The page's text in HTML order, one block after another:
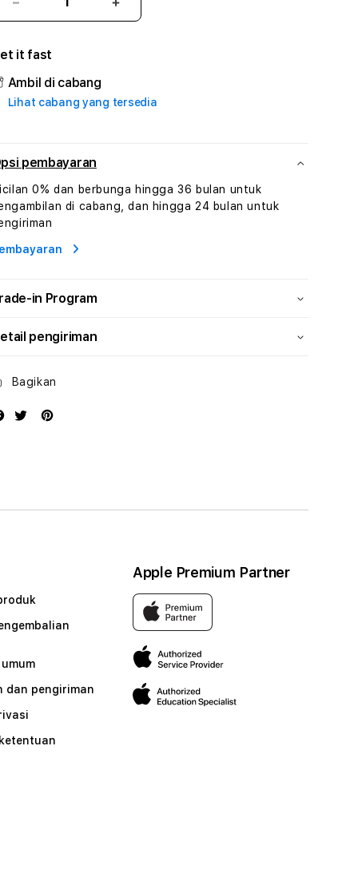
Kurangi
jumlah
SABI4D
#2
Catherine
Sophro
Dan
Kesejahteraan
Profesional
Tambah
jumlah
Catherine
Sophro
Kesejahteraan
Profesional
it fast
Ambil di cabang
Lihat cabang yang tersedia
pembayaran
0% dan berbunga hingga 36 bulan untuk
di cabang, dan hingga 24 bulan untuk
in Program
pengiriman
Bagikan
dan pengiriman
Apple Premium Partner